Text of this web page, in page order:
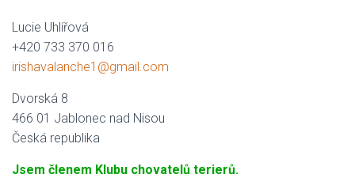
Lucie Uhlířová
+420 733 370 016
irishavalanche1@gmail.com
Dvorská 8
466 01 Jablonec nad Nisou
Česká republika
Jsem členem Klubu chovatelů terierů.